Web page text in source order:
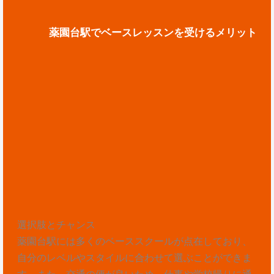
薬園台駅でベースレッスンを受けるメリット
選択肢とチャンス
薬園台駅には多くのベーススクールが点在しており、
自分のレベルやスタイルに合わせて選ぶことができま